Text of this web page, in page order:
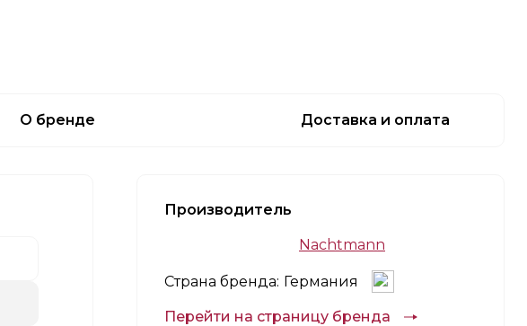
О бренде Доставка и оплата
Производитель
Nachtmann
Страна бренда: Германия
Перейти на страницу бренда